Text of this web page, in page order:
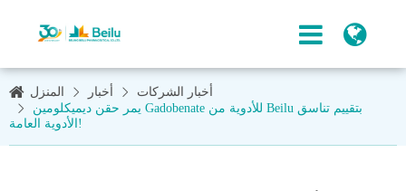
المنزل أخبار
أخبار الشركات
يمر حقن ديميكلومين Gadobenate للأدوية من Beilu بتقييم تناسق
الأدوية العامة!